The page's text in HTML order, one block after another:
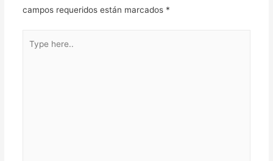
campos requeridos están marcados *
here..